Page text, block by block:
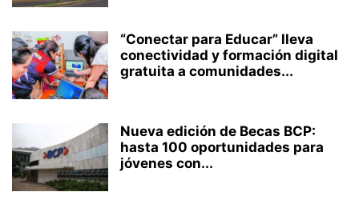
“Conectar para Educar” lleva
conectividad y formación digital
gratuita a comunidades...
Nueva edición de Becas BCP:
hasta 100 oportunidades para
jóvenes con...